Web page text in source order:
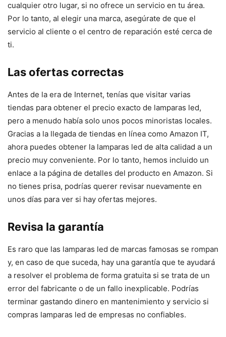
cualquier otro lugar, si no ofrece un servicio en tu área.
Por lo tanto, al elegir una marca, asegúrate de que el
servicio al cliente o el centro de reparación esté cerca de
ti.
Las ofertas correctas
Antes de la era de Internet, tenías que visitar varias
tiendas para obtener el precio exacto de lamparas led,
pero a menudo había solo unos pocos minoristas locales.
Gracias a la llegada de tiendas en línea como Amazon IT,
ahora puedes obtener la lamparas led de alta calidad a un
precio muy conveniente. Por lo tanto, hemos incluido un
enlace a la página de detalles del producto en Amazon. Si
no tienes prisa, podrías querer revisar nuevamente en
unos días para ver si hay ofertas mejores.
Revisa la garantía
Es raro que las lamparas led de marcas famosas se rompan
y, en caso de que suceda, hay una garantía que te ayudará
a resolver el problema de forma gratuita si se trata de un
error del fabricante o de un fallo inexplicable. Podrías
terminar gastando dinero en mantenimiento y servicio si
compras lamparas led de empresas no confiables.